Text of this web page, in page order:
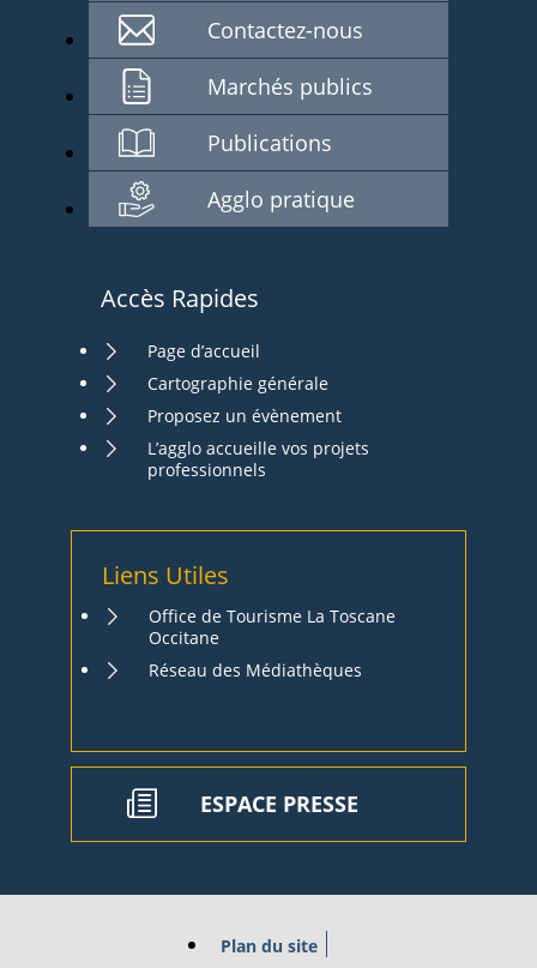
Contactez-nous
Marchés publics
Publications
Agglo pratique
Accès Rapides
Page d’accueil
Cartographie générale
Proposez un évènement
L’agglo accueille vos projets
professionnels
Liens Utiles
Office de Tourisme La Toscane
Occitane
Réseau des Médiathèques
ESPACE PRESSE
Plan du site